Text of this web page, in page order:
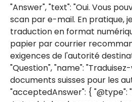
"Answer", "text": "Oui. Vous
scan par e-mail. En pratique,
traduction en format
papier par courrier
exigences de l'autorité
"Question", "name":
documents suisses pour les
"acceptedAnswer": { "@type":